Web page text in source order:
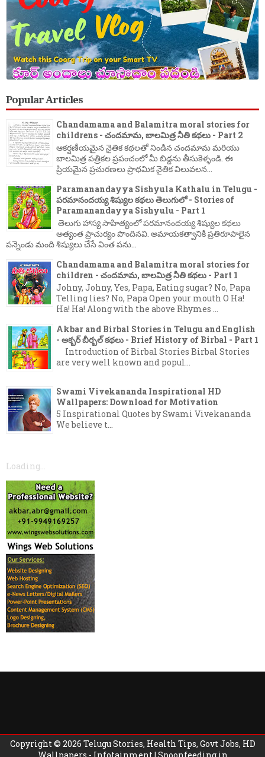
Popular Articles
Chandamama and Balamitra moral stories for
childrens - చందమామ, బాలమిత్ర నీతి కథలు - Part 2
ఆకర్షణీయమైన నైతిక కథలతో నిండిన చందమామ మరియు
బాలమిత్ర పత్రికల ప్రపంచంలో మీ బిడ్డను తీసుకెళ్ళండి. ఈ
ప్రియమైన ప్రచురణలు ప్రాథమిక నైతిక విలువలన...
Paramanandayya Sishyula Kathalu in Telugu -
పరమానందయ్య శిష్యుల కథలు తెలుగులో - Stories of
Paramanandayya Sishyulu - Part 1
తెలుగు హాస్య సాహిత్యంలో పరమానందయ్య శిష్యుల కథలు
అత్యంత ప్రాచుర్యం పొందినవి. అమాయకత్వానికి ప్రతిరూపాలైన
పన్నెండు మంది శిష్యులు చేసే వింత పను...
Chandamama and Balamitra moral stories for
children - చందమామ, బాలమిత్ర నీతి కథలు - Part 1
Johny, Johny, Yes, Papa, Eating sugar? No, Papa
Telling lies? No, Papa Open your mouth O Ha!
Ha! Ha! Along with the above Rhymes ...
Akbar and Birbal Stories in Telugu and English
- అక్బర్ బీర్బల్ కథలు - Brief History of Birbal - Part 1
Introduction of Birbal Stories Birbal Stories
are very well known and popul...
Swami Vivekananda Inspirational HD
Wallpapers: Download for Motivation
5 Inspirational Quotes by Swami Vivekananda
We believe t...
Loading...
Copyright © 2026 Telugu Stories, Health Tips, Govt Jobs, HD
Wallpapers - Infotainment | Spoonfeeding.in